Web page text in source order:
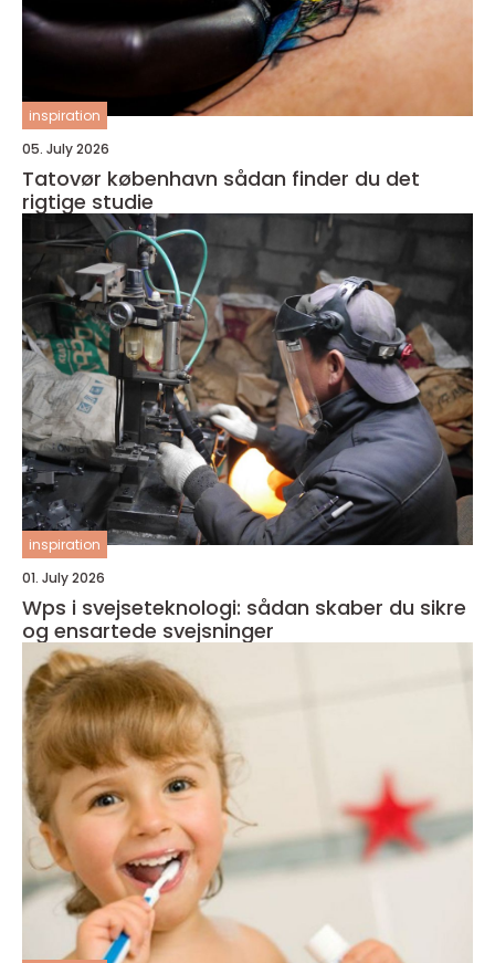
inspiration
05. July 2026
Tatovør københavn sådan finder du det
rigtige studie
inspiration
01. July 2026
Wps i svejseteknologi: sådan skaber du sikre
og ensartede svejsninger